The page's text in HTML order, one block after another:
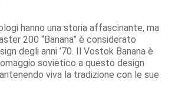
hanno una storia affascinante, ma
200 “Banana” è considerato
degli anni ’70. Il Vostok Banana è
sovietico a questo design
viva la tradizione con le sue